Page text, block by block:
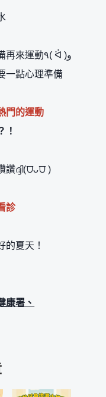
但肉花編我還是需要做足準備再來運動٩( ᐛ )و
一點心理準備
門的運動
！
讚ദ്ദി(⩌ᴗ⩌ )
診
的夏天！
康署、